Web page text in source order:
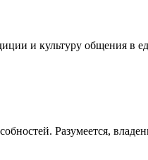
и культуру общения в
Разумеется,